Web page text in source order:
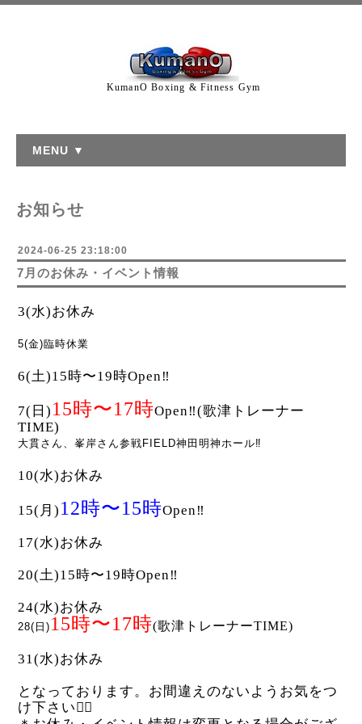
KumanO Boxing & Fitness Gym
MENU ▼
お知らせ
2024-06-25 23:18:00
7月のお休み・イベント情報
3(水)お休み
5(金)臨時休業
6(土)15時〜19時Open‼︎
7(日) 15時〜17時Open‼︎(歌津トレーナー
TIME)
大貫さん、峯岸さん参戦FIELD神田明神ホール‼️
10(水)お休み
15(月) 12時〜15時Open‼︎
17(水)お休み
20(土)15時〜19時Open‼︎
24(水)お休み
28(日) 15時〜17時(歌津トレーナーTIME)
31(水)お休み
となっております。お間違えのないようお気をつ
け下さい🙇‍♂️